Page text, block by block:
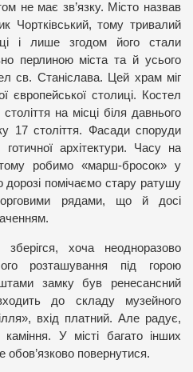
не має зв’язку. Місто назвав
Чортківський, тому тривалий
і лише згодом його стали
перлиною міста та й усього
св. Станіслава. Цей храм міг
європейської столиці. Костел
на місці біля давнього
17 століття. Фасади споруди
архітектури. Часу на
робимо «марш-бросок» у
помічаємо стару ратушу
рядами, що й досі
хоча неодноразово
розташування під горою
замку був ренесансний
до складу музейного
вхід платний. Але радує,
У місті багато інших
повернутися.